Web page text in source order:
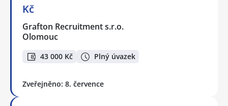
Kč
Grafton Recruitment s.r.o.
Olomouc
43 000 Kč Plný úvazek
Zveřejněno: 8. července